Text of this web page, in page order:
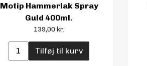
Motip Hammerlak Spray
Guld 400ml.
139,00 kr.
Tilføj til kurv